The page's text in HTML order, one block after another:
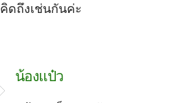
คิดถึงเช่นกันค่ะ
น้องแป๋ว